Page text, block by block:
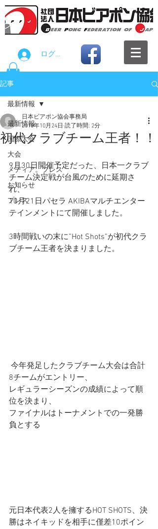
ログイン
記事
最新情報
国際大会
大会
メディア。プレス
お知らせ
プレス
最新情報
初代クラブチーム王者！！
日本ビアポン協会事務局
2018年10月24日 読了時間: 2分
9月30日開催予定だった、日本一クラブ
チーム決定戦が台風のために延期さ
れ、
10月21日パセラ AKIBAマルチエンター
テインメントにて開催しました。
3時間戦いの末に”Hot Shots”が初代クラ
ブチーム王者を決まりました。
8チームがエントリー、
レギュラーシーズンの成績によって順
位を決まり、
ファイナルはトーナメントでの一発勝
負とする
元日本代表2人を擁するHOT SHOTS、決
勝はネイキッドを相手に僅差10ポイン